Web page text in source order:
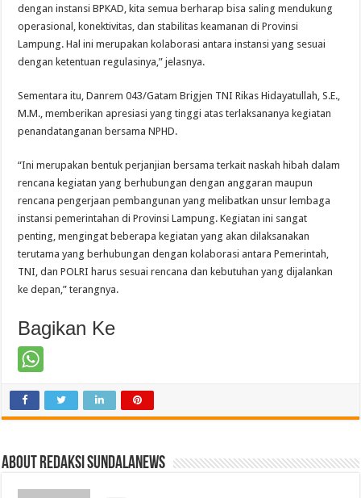
dengan instansi BPKAD, kita semua berharap bisa saling mendukung
operasional, konektivitas, dan stabilitas keamanan di Provinsi
Lampung. Hal ini merupakan kolaborasi antara instansi yang sesuai
dengan ketentuan regulasinya,” jelasnya.
Sementara itu, Danrem 043/Gatam Brigjen TNI Rikas Hidayatullah, S.E.,
M.M., memberikan apresiasi yang tinggi atas terlaksananya kegiatan
penandatanganan bersama NPHD.
“Ini merupakan bentuk perjanjian bersama terkait naskah hibah dalam
rencana kegiatan yang berhubungan dengan anggaran maupun
rencana pengerjaan pembangunan yang melibatkan unsur lembaga
instansi pemerintahan di Provinsi Lampung. Kegiatan ini sangat
penting, mengingat beberapa kegiatan yang akan dilaksanakan
terutama yang berhubungan dengan kolaborasi antara Pemerintah,
TNI, dan POLRI harus sesuai rencana dan kebutuhan yang dijalankan
ke depan,” terangnya.
Bagikan Ke
About Redaksi Sundalanews